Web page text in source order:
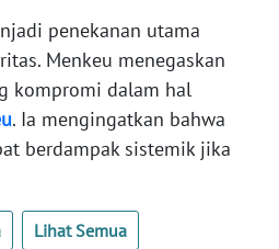
penekanan utama
Menkeu menegaskan
kompromi dalam hal
. Ia mengingatkan bahwa
berdampak sistemik jika
Lihat Semua